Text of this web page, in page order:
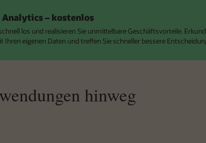
– kostenlos
los und realisieren Sie unmittelbare Geschäftsvorteile.
eigenen Daten und treffen Sie schneller bessere
hinweg